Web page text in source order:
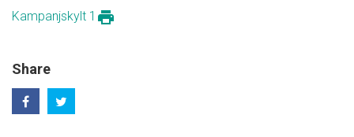
Kampanjskylt 1 print
Share